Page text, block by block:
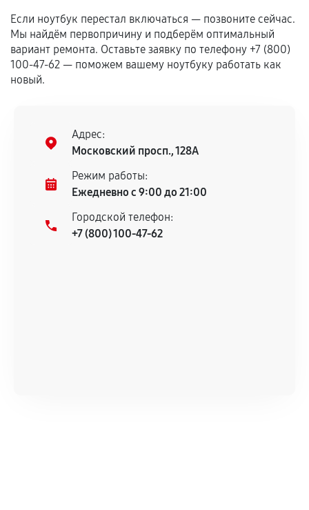
Если комплектующие куплены
самостоятельно
Гарантия на выполненные работы может
сохраняться полностью или частично, если
техническим параметрам и не имеют внешних
дефектов.
Установка была выполнена нашим сервисным
центром.
При этом гарантия на сами комплектующие
остается на стороне производителя или
продавца. За качество сторонних деталей
Если ноутбук перестал включаться — позвоните сейчас.
Мы найдём первопричину и подберём оптимальный
вариант ремонта. Оставьте заявку по телефону +7 (800)
100-47-62 — поможем вашему ноутбуку работать как
новый.
Адрес:
Московский просп., 128А
Режим работы:
Ежедневно с 9:00 до 21:00
Городской телефон:
+7 (800) 100-47-62